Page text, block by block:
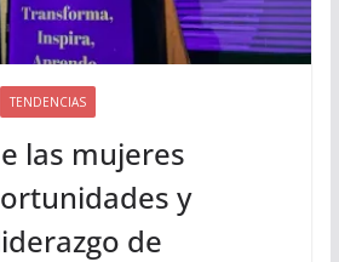
TENDENCIAS
las mujeres
y
de